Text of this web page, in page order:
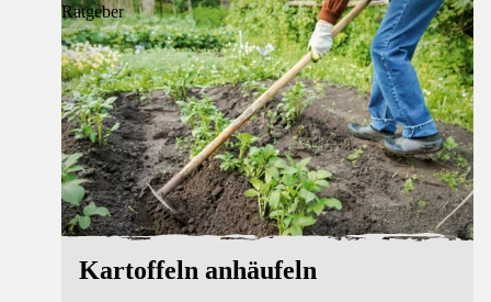
Ratgeber
Kartoffeln anhäufeln